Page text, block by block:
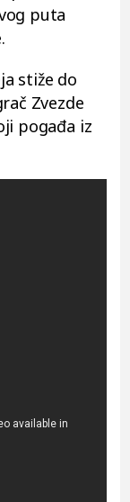
puta
stiže do
Zvezde
pogađa iz